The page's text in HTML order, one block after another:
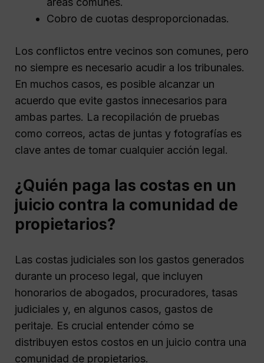
Cobro de cuotas desproporcionadas.
Los conflictos entre vecinos son comunes, pero
no siempre es necesario acudir a los tribunales.
En muchos casos, es posible alcanzar un
acuerdo que evite gastos innecesarios para
ambas partes. La recopilación de pruebas
como correos, actas de juntas y fotografías es
clave antes de tomar cualquier acción legal.
¿Quién paga las costas en un
juicio contra la comunidad de
propietarios?
Las costas judiciales son los gastos generados
durante un proceso legal, que incluyen
honorarios de abogados, procuradores, tasas
judiciales y, en algunos casos, gastos de
peritaje. Es crucial entender cómo se
distribuyen estos costos en un juicio contra una
comunidad de propietarios.